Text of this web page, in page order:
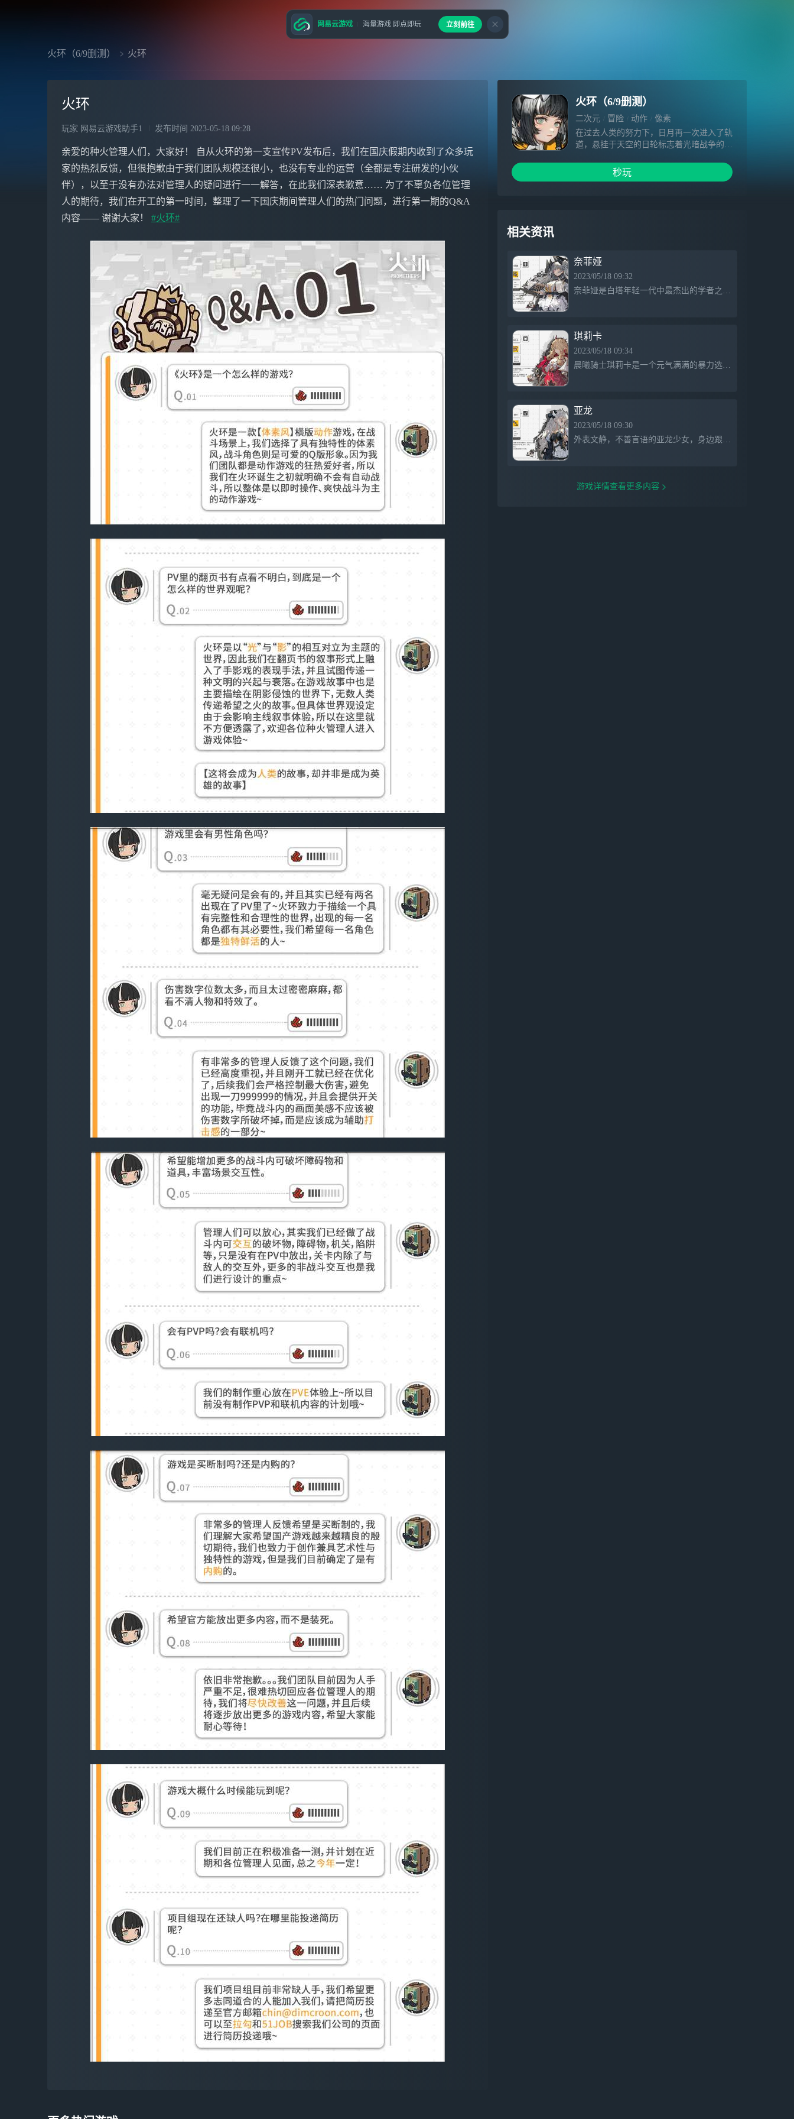
火环（6/9删测） 火环
火环
玩家 网易云游戏助手1 发布时间 2023-05-18 09:28
亲爱的种火管理人们，大家好！ 自从火环的第一支宣传PV发布后，我们在国庆假期内收到了众多玩
家的热烈反馈，但很抱歉由于我们团队规模还很小，也没有专业的运营（全都是专注研发的小伙
伴），以至于没有办法对管理人的疑问进行一一解答，在此我们深表歉意…… 为了不辜负各位管理
人的期待，我们在开工的第一时间，整理了一下国庆期间管理人们的热门问题，进行第一期的Q&A
内容—— 谢谢大家！ #火环#
火环（6/9删测）
二次元 冒险 动作
像素
在过去人类的努力下，日月再一次进入了轨
道，悬挂于天空的日轮标志着光暗战争的胜
的生物依然在每一个夜晚发出狺狺狂吠——
这是人类亲手夺回的世界，世界的一点一滴
远去。 来吧，新一任的种火管理人，将命
运握在手心，叩响明天的长钟吧。
秒玩
相关资讯
奈菲娅
2023/05/18 09:32
奈菲娅是白塔年轻一代中最杰出的学者之一，有着过人的学识，同时也是一位强大的雷元素使。 作为洛拉族，奈菲娅在元素的掌控上有着非常高的天赋，因为实力高超又待人随和，这让她在白塔的年轻学者中有着超高的人气。
琪莉卡
2023/05/18 09:34
晨曦骑士琪莉卡是一个元气满满的暴力选手，看似娇小的身体里隐藏着超乎常人的怪力，喜欢别人夸奖自己，但是被夸奖后却又不能率直的接受，而是会用一种稍显傲慢的态度去回应。 在战斗中，琪莉卡活脱脱像一个莽夫
亚龙
2023/05/18 09:30
外表文静，不善言语的亚龙少女，身边跟着一只名为艾洛尔的极夜鸮。 亚龙是龙族与其他种族结合后产下的后代，龙族霸道的基因导致了亚龙的外表会偏向龙的一方，其他种族能体现的特征少之又少，纳叶也只有身后小绒
游戏详情查看更多内容
网易云游戏 海量游戏 即点即玩 立刻前往